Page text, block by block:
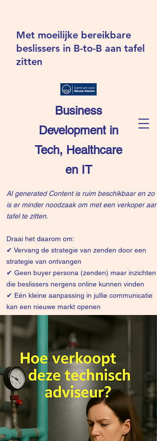
Business
Development in
Tech, Healthcare
en IT
Met moeilijke bereikbare
beslissers in B-to-B aan tafel
zitten
AI generated Content is ruim beschikbaar en zo
is er minder noodzaak om met een verkoper aan
tafel te zitten.
Draai het daarom om:
✔ Vervang de strategie van zenden door een
strategie van ontvangen
✔ Geen buyer persona (zenden) maar inzichten
die beslissers nergens online kunnen vinden
✔ Eén kleine aanpassing in jullie communicatie
kan een nieuwe markt openen